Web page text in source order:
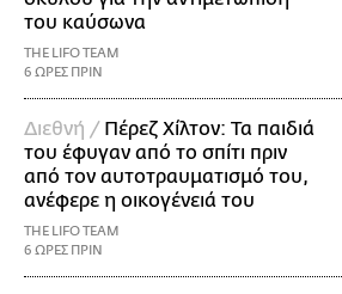
του καύσωνα
THE LIFO TEAM
6 ΩΡΕΣ ΠΡΙΝ
Διεθνή / Πέρεζ Χίλτον: Τα παιδιά
του έφυγαν από το σπίτι πριν
από τον αυτοτραυματισμό του,
ανέφερε η οικογένειά του
THE LIFO TEAM
6 ΩΡΕΣ ΠΡΙΝ